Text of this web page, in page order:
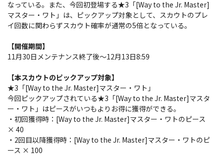
なっている。また、今回初登場する★3「[Way to the Jr. Master]
マスター・ワト」は、ピックアップ対象として、スカウトのプレ
イ回数に関わらずスカウト確率が通常の5倍となっている。
【開催期間】
11月30日メンテナンス終了後～12月13日8:59
【本スカウトのピックアップ対象】
★3「[Way to the Jr. Master]マスター・ワト」
今回ピックアップされている★3「[Way to the Jr. Master]マスタ
ー・ワト」はピースがいつもよりお得に獲得ができる。
・初回獲得時：[Way to the Jr. Master]マスター・ワトのピース
× 40
・2回目以降獲得時：[Way to the Jr. Master]マスター・ワトのピ
ース × 100